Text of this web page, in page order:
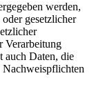
werden,
gesetzlicher
Verarbeitung
auch Daten, die
Nachweispflichten